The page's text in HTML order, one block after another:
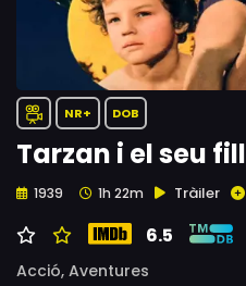
NR+ DOB
Tarzan i el seu fill
1939 1h 22m Tràiler
6.5
Acció, Aventures